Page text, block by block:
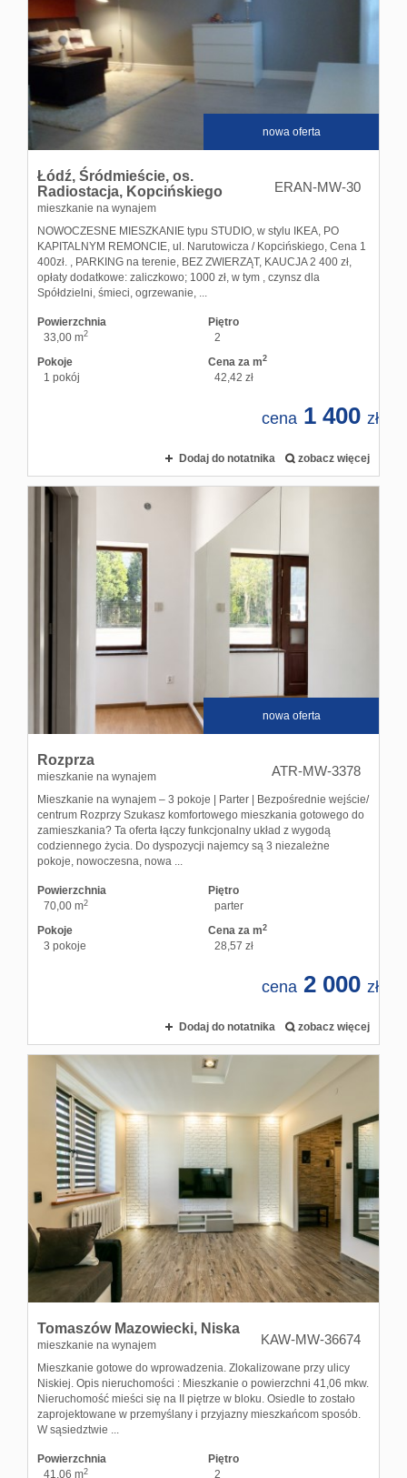
nowa oferta
Łódź, Śródmieście, os.
Radiostacja, Kopcińskiego
mieszkanie na wynajem
ERAN-MW-30
NOWOCZESNE MIESZKANIE typu STUDIO, w stylu IKEA, PO
KAPITALNYM REMONCIE, ul. Narutowicza / Kopcińskiego, Cena 1
400zł. , PARKING na terenie, BEZ ZWIERZĄT, KAUCJA 2 400 zł,
opłaty dodatkowe: zaliczkowo; 1000 zł, w tym , czynsz dla
Spółdzielni, śmieci, ogrzewanie, ...
Powierzchnia
33,00 m2
Piętro
2
Pokoje
1 pokój
Cena za m2
42,42 zł
cena 1 400 zł
Dodaj do notatnika zobacz więcej
nowa oferta
Rozprza
mieszkanie na wynajem ATR-MW-3378
Mieszkanie na wynajem – 3 pokoje | Parter | Bezpośrednie wejście/
centrum Rozprzy Szukasz komfortowego mieszkania gotowego do
zamieszkania? Ta oferta łączy funkcjonalny układ z wygodą
codziennego życia. Do dyspozycji najemcy są 3 niezależne
pokoje, nowoczesna, nowa ...
Powierzchnia
70,00 m2
Piętro
parter
Pokoje
3 pokoje
Cena za m2
28,57 zł
cena 2 000 zł
Dodaj do notatnika zobacz więcej
Tomaszów Mazowiecki, Niska
mieszkanie na wynajem KAW-MW-36674
Mieszkanie gotowe do wprowadzenia. Zlokalizowane przy ulicy
Niskiej. Opis nieruchomości : Mieszkanie o powierzchni 41,06 mkw.
Nieruchomość mieści się na II piętrze w bloku. Osiedle to zostało
zaprojektowane w przemyślany i przyjazny mieszkańcom sposób.
W sąsiedztwie ...
Powierzchnia
41,06 m2
Piętro
2